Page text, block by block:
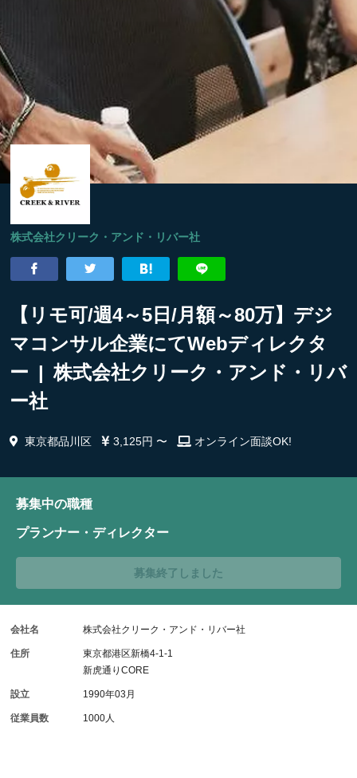
株式会社クリーク・アンド・リバー社
【リモ可/週4～5日/月額～80万】デジ
マコンサル企業にてWebディレクタ
ー | 株式会社クリーク・アンド・リバ
ー社
東京都品川区 3,125円 〜 オンライン面談OK!
募集中の職種
プランナー・ディレクター
募集終了しました
会社名 株式会社クリーク・アンド・リバー社
住所
東京都港区新橋4-1-1
新虎通りCORE
設立 1990年03月
従業員数 1000人